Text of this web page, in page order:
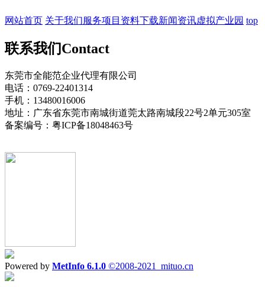
网站首页 关于我们服务项目 资料下载新闻资讯虚拟产业园 top
联系我们Contact
东莞市全能范企业代理有限公司
电话：0769-22401314
手机：13480016006
地址：广东省东莞市南城街道莞太路南城段22号2单元305室
备案编号：粤ICP备18048463号
Powered by MetInfo 6.1.0 ©2008-2021 mituo.cn